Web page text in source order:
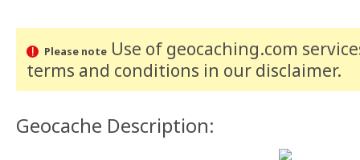
Please noteUse of geocaching.com
terms and conditions in our disclaimer.
Geocache Description: